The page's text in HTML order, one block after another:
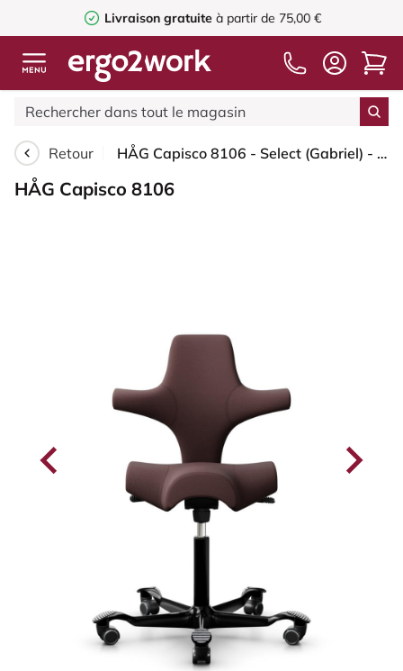
Livraison gratuiteà partir de 75,00 €
Retour HÅG Capisco 8106 - Select (Gabriel) - Laine / Polyamide - SC61186 - Chestnut - Noir - 150 mm (hauteur d’assise 40–55 cm) - Roues souples pour sols durs
HÅG Capisco 8106